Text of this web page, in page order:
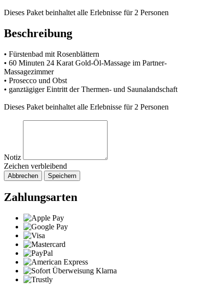
Dieses Paket beinhaltet alle Erlebnisse für 2 Personen
Beschreibung
• Fürstenbad mit Rosenblättern
• 60 Minuten 24 Karat Gold-Öl-Massage im Partner-
Massagezimmer
• Prosecco und Obst
• ganztägiger Eintritt der Thermen- und Saunalandschaft
Dieses Paket beinhaltet alle Erlebnisse für 2 Personen
Notiz
Zeichen verbleibend
Abbrechen Speichern
Zahlungsarten